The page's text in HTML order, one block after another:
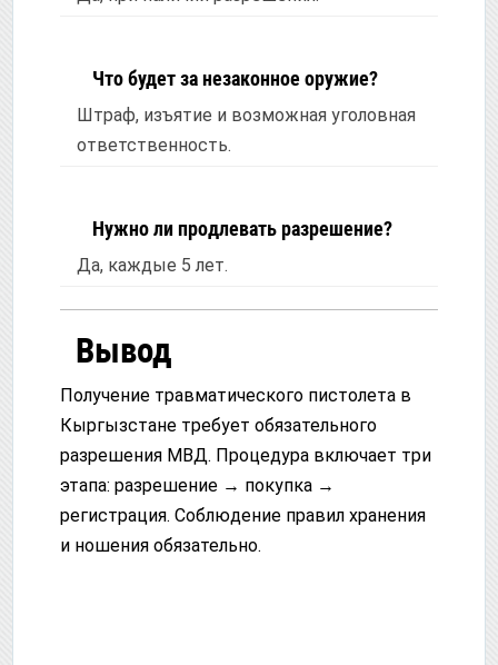
Что будет за незаконное оружие?
Штраф, изъятие и возможная уголовная
ответственность.
Нужно ли продлевать разрешение?
Да, каждые 5 лет.
Вывод
Получение травматического пистолета в
Кыргызстане требует обязательного
разрешения МВД. Процедура включает три
этапа: разрешение → покупка →
регистрация. Соблюдение правил хранения
и ношения обязательно.